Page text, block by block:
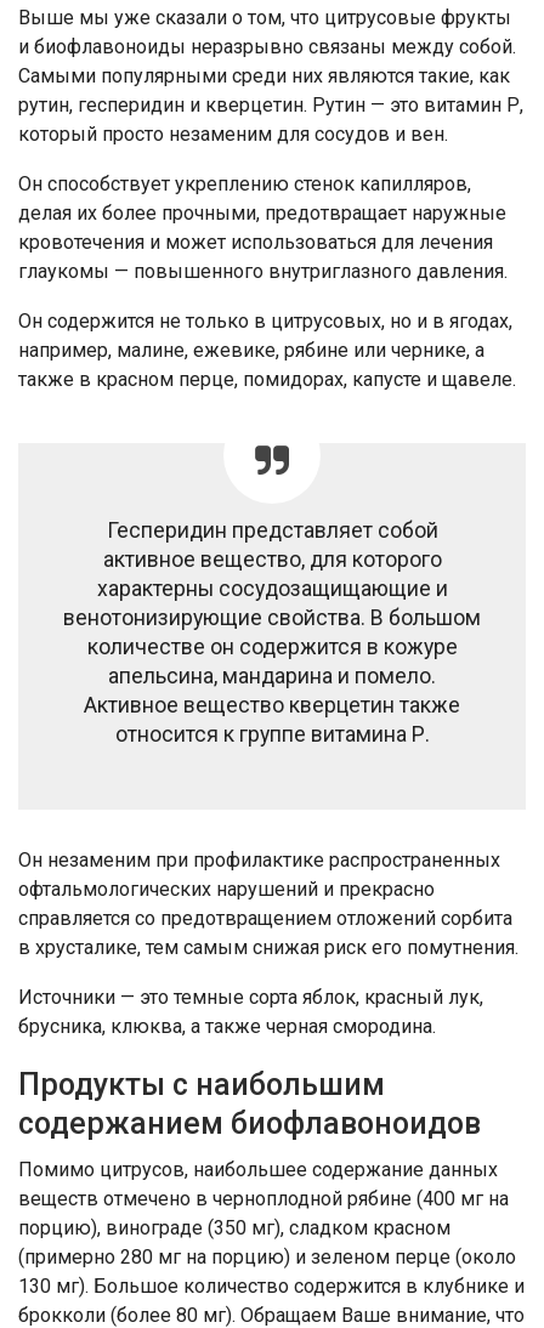
Выше мы уже сказали о том, что цитрусовые фрукты
и биофлавоноиды неразрывно связаны между собой.
Самыми популярными среди них являются такие, как
рутин, гесперидин и кверцетин. Рутин — это витамин Р,
который просто незаменим для сосудов и вен.
Он способствует укреплению стенок капилляров,
делая их более прочными, предотвращает наружные
кровотечения и может использоваться для лечения
глаукомы — повышенного внутриглазного давления.
Он содержится не только в цитрусовых, но и в ягодах,
например, малине, ежевике, рябине или чернике, а
также в красном перце, помидорах, капусте и щавеле.
Гесперидин представляет собой
активное вещество, для которого
характерны сосудозащищающие и
венотонизирующие свойства. В большом
количестве он содержится в кожуре
апельсина, мандарина и помело.
Активное вещество кверцетин также
относится к группе витамина Р.
Он незаменим при профилактике распространенных
офтальмологических нарушений и прекрасно
справляется со предотвращением отложений сорбита
в хрусталике, тем самым снижая риск его помутнения.
Источники — это темные сорта яблок, красный лук,
брусника, клюква, а также черная смородина.
Продукты с наибольшим
содержанием биофлавоноидов
Помимо цитрусов, наибольшее содержание данных
веществ отмечено в черноплодной рябине (400 мг на
порцию), винограде (350 мг), сладком красном
(примерно 280 мг на порцию) и зеленом перце (около
130 мг). Большое количество содержится в клубнике и
брокколи (более 80 мг). Обращаем Ваше внимание, что